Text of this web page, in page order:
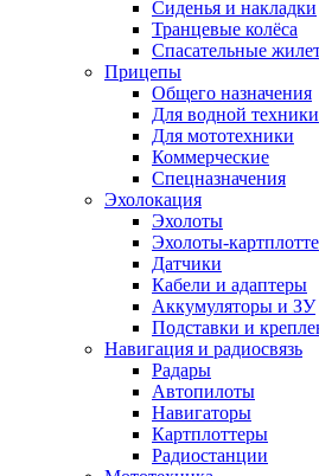
Сиденья и накладки
Транцевые колёса
Спасательные
Прицепы
Общего назначения
Для водной техники
Для мототехники
Коммерческие
Спецназначения
Эхолокация
Эхолоты
Эхолоты-
Датчики
Кабели и адаптеры
Аккумуляторы и ЗУ
Подставки и
Навигация и радиосвязь
Радары
Автопилоты
Навигаторы
Картплоттеры
Радиостанции